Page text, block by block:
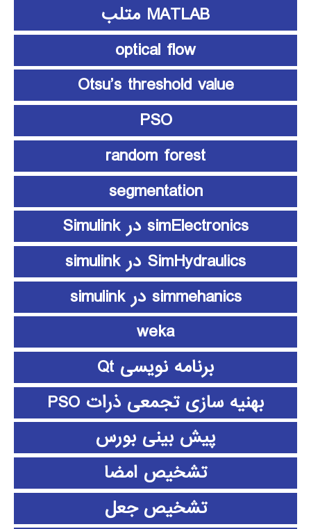
MATLAB متلب
optical flow
Otsu’s threshold value
PSO
random forest
segmentation
simElectronics در Simulink
SimHydraulics در simulink
simmehanics در simulink
weka
برنامه نویسی Qt
بهنیه سازی تجمعی ذرات PSO
پیش بینی بورس
تشخیص امضا
تشخیص جعل